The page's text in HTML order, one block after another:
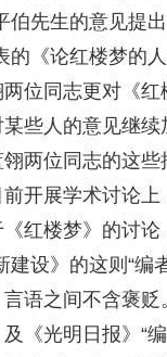
伯先生的意见提
的《论红楼梦的
位同志更对《红
些人的意见继续
两位同志的这些
开展学术讨论上
红楼梦》的讨
设》的这则“编
语之间不含褒
《光明日报》“